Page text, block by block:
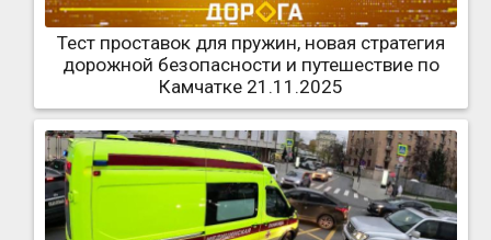
Тест проставок для пружин, новая стратегия
дорожной безопасности и путешествие по
Камчатке 21.11.2025